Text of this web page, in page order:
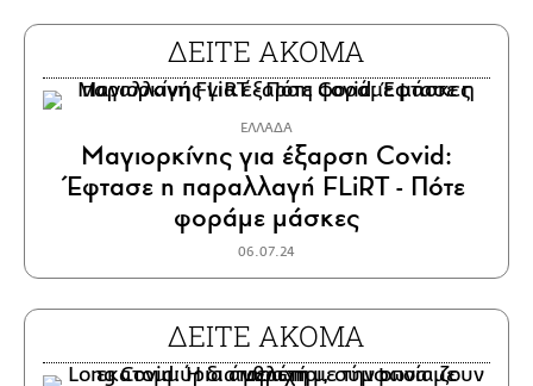
ΔΕΙΤΕ ΑΚΟΜΑ
ΕΛΛΑΔΑ
Μαγιορκίνης για έξαρση Covid:
Έφτασε η παραλλαγή FLiRT - Πότε
φοράμε μάσκες
06.07.24
ΔΕΙΤΕ ΑΚΟΜΑ